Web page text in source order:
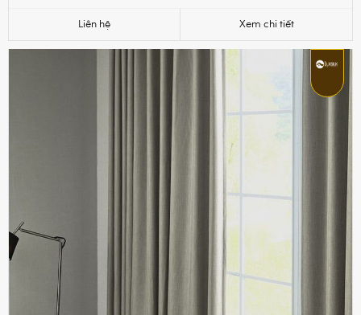
Liên hệ Xem chi tiết